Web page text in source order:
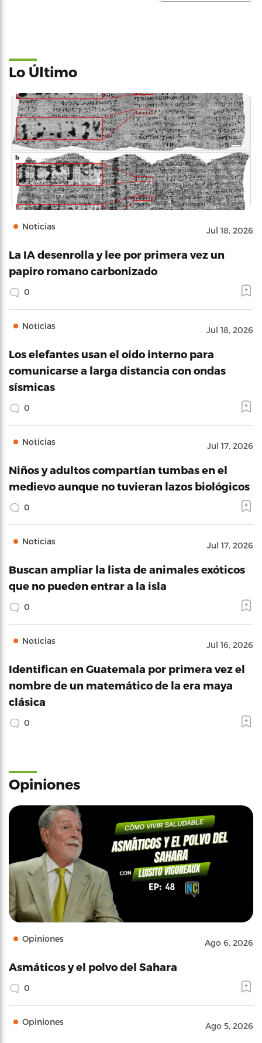
Lo Último
Noticias Jul 18, 2026
La IA desenrolla y lee por primera vez un
papiro romano carbonizado
0
Noticias Jul 18, 2026
Los elefantes usan el oído interno para
comunicarse a larga distancia con ondas
sísmicas
0
Noticias Jul 17, 2026
Niños y adultos compartían tumbas en el
medievo aunque no tuvieran lazos biológicos
0
Noticias Jul 17, 2026
Buscan ampliar la lista de animales exóticos
que no pueden entrar a la isla
0
Noticias Jul 16, 2026
Identifican en Guatemala por primera vez el
nombre de un matemático de la era maya
clásica
0
Opiniones
Opiniones Ago 6, 2026
Asmáticos y el polvo del Sahara
0
Opiniones Ago 5, 2026